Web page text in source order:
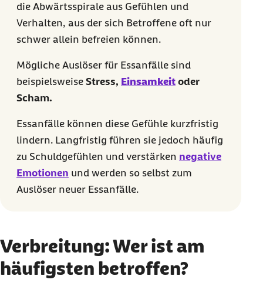
die Abwärtsspirale aus Gefühlen und
Verhalten, aus der sich Betroffene oft nur
schwer allein befreien können.
Mögliche Auslöser für Essanfälle sind
beispielsweiseStress, Einsamkeitoder
Scham.
Essanfälle können diese Gefühle kurzfristig
lindern. Langfristig führen sie jedoch häufig
zu Schuldgefühlen und verstärken negative
Emotionen und werden so selbst zum
Auslöser neuer Essanfälle.
Verbreitung: Wer ist am
häufigsten betroffen?